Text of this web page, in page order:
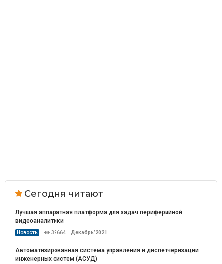
Сегодня читают
Лучшая аппаратная платформа для задач периферийной
видеоаналитики
Новость 39664 Декабрь’2021
Автоматизированная система управления и диспетчеризации
инженерных систем (АСУД)